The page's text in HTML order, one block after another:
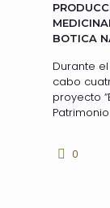
BOTICA
Durante
cabo
proyecto
0